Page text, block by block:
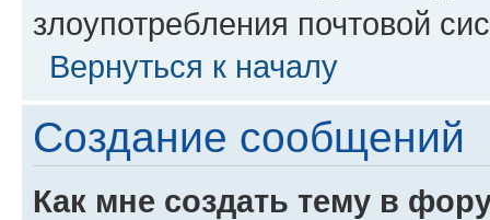
злоупотребления почтовой
Вернуться к началу
Создание сообщений
Как мне создать тему в